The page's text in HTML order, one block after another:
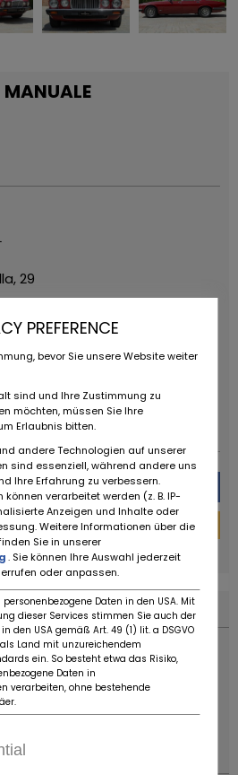
29
Správa
kalkulačka
bytarifcheck
PREFERENCE
bevor Sie unsere Website weiter
sind und Ihre Zustimmung zu
möchten, müssen Sie Ihre
Erlaubnis bitten.
andere Technologien auf unserer
sind essenziell, während andere uns
Ihre Erfahrung zu verbessern.
verarbeitet werden (z. B. IP-
Anzeigen und Inhalte oder
Weitere Informationen über die
Sie in unserer
. Sie können Ihre Auswahl jederzeit
oder anpassen.
Daten in den USA. Mit
dieser Services stimmen Sie auch der
den USA gemäß Art. 49 (1) lit. a DSGVO
als Land mit unzureichendem
ein. So besteht etwa das Risiko,
Daten in
verarbeiten, ohne bestehende